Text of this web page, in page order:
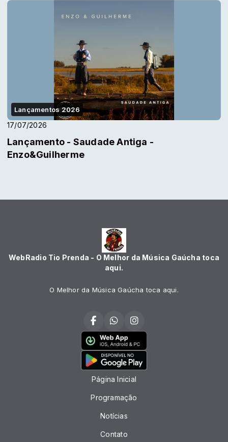
Lançamentos 2026
17/07/2026
Lançamento - Saudade Antiga -
Enzo&Guilherme
WebRadio Tio Prenda - O Melhor da Música Gaúcha toca
aqui.
O Melhor da Música Gaúcha toca aqui.
Página Inicial
Programação
Notícias
Contato